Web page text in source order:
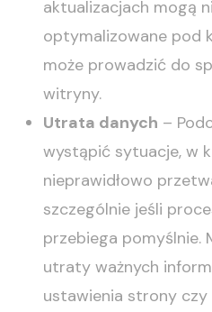
aktualizacjach mogą
optymalizowane pod
może prowadzić do
witryny.
Utrata danych –
wystąpić sytuacje, w
nieprawidłowo
szczególnie jeśli
przebiega pomyślnie.
utraty ważnych
ustawienia strony czy